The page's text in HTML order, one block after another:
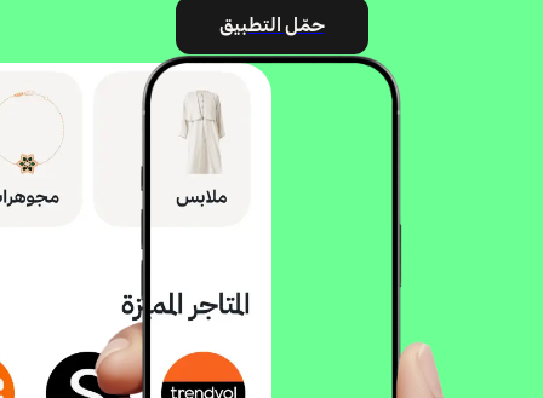
حمّل التطبيق